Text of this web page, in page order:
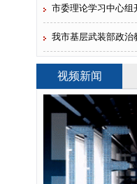
市委理论学习中心组
我市基层武装部政治
视频新闻